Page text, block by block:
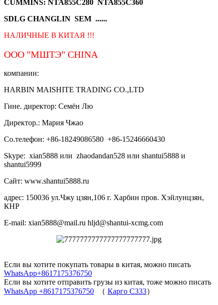
CUMMINS: NTA855C280 NTA855C360
SDLG CHANGLIN SEM ......
НАЛИЧНЫЕ В КИТАЯ !!!
ООО "МШТЭ" CHINA
компании:
HARBIN MAISHITE TRADING CO.,LTD
Гине. директор: Семён Лю
Директор.: Мария Чжао
Со.телефон: +86-18249086580 +86-15246660430
Skype: xian5888 или zhaodandan528 или shantui5888 и
shantui5999
Сайт: www.shantui5888.ru
адрес: 150036 ул.Чжу цзян,106 г. Харбин пров. Хэйлунцзян,
КНР
E-mail: xian5888@mail.ru hljd@shantui-xcmg.com
Если вы хотите покупать товары в китая, можно писать
WhatsApp+8617175376750
Если вы хотите отправить грузы из китая, тоже можно писать
WhatsApp +8617175376750 （ Карго C333）